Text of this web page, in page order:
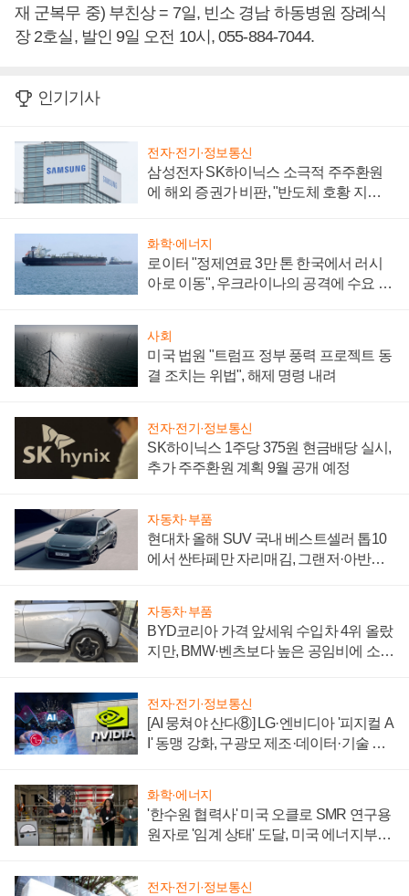
재 군복무 중) 부친상 = 7일, 빈소 경남 하동병원 장례식
장 2호실, 발인 9일 오전 10시, 055-884-7044.
인기기사
전자·전기·정보통신
삼성전자 SK하이닉스 소극적 주주환원
에 해외 증권가 비판, "반도체 호황 지속
화학·에너지
로이터 "정제연료 3만 톤 한국에서 러시
아로 이동", 우크라이나의 공격에 수요 늘
사회
미국 법원 "트럼프 정부 풍력 프로젝트 동
결 조치는 위법", 해제 명령 내려
전자·전기·정보통신
SK하이닉스 1주당 375원 현금배당 실시,
추가 주주환원 계획 9월 공개 예정
자동차·부품
현대차 올해 SUV 국내 베스트셀러 톱10
에서 싼타페만 자리매김, 그랜저·아반떼
자동차·부품
BYD코리아 가격 앞세워 수입차 4위 올랐
지만, BMW·벤츠보다 높은 공임비에 소비
전자·전기·정보통신
[AI 뭉쳐야 산다⑧] LG·엔비디아 '피지컬 A
I' 동맹 강화, 구광모 제조·데이터·기술 결
화학·에너지
'한수원 협력사' 미국 오클로 SMR 연구용
원자로 '임계 상태' 도달, 미국 에너지부
전자·전기·정보통신